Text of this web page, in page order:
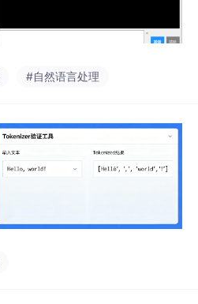
#自然语言处理